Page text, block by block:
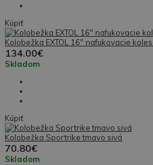
Kúpiť
Kolobežka EXTOL 16" nafukovacie
134.00€
Skladom
Kúpiť
Kolobežka Sportrike tmavo sivá
70.80€
Skladom